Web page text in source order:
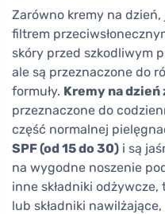
Zarówno kremy na
filtrem
skóry przed szkodliwym
ale są przeznaczone do
formuły. Kremy na dzień
przeznaczone do
część normalnej
SPF (od 15 do 30) i są
na wygodne noszenie
inne składniki
lub składniki